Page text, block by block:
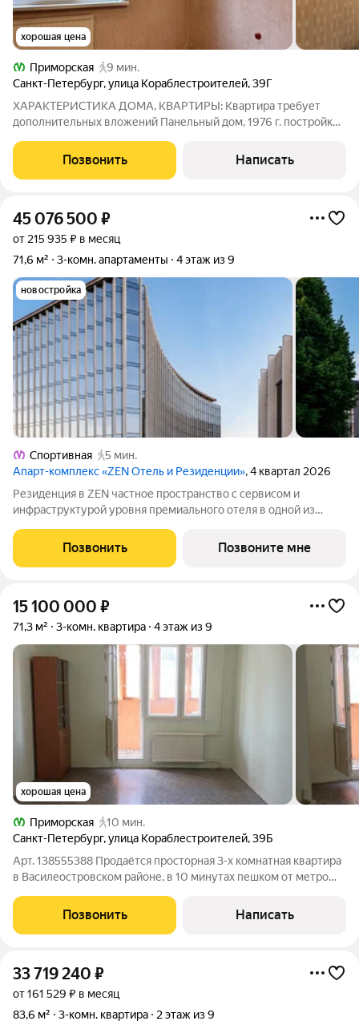
хорошая цена
Приморская
9 мин.
Санкт-Петербург,улица Кораблестроителей,39Г
ХАРАКТЕРИСТИКА ДОМА, КВАРТИРЫ: Квартира требует
дополнительных вложений Панельный дом, 1976 г. постройки
всегда есть 3 этаж Окна выходят на 2 стороны дома
Внутреннее пространство дома
Позвонить Написать
45 076 500 ₽
от 215 935 ₽ в месяц
71,6 м²
3-комн. апартаменты 4 этаж из 9
новостройка
Спортивная
5 мин.
Апарт-комплекс «ZEN Отель и Резиденции», 4 квартал 2026
Резиденция в ZEN частное пространство с сервисом и
инфраструктурой уровня премиального отеля в одной из
Планировочное решение построено по принципу open space:
минимум коридоров, максимум света,
Позвонить Позвоните мне
15 100 000 ₽
71,3 м² 3-комн. квартира 4 этаж из 9
хорошая цена
Приморская
10 мин.
Санкт-Петербург,улица Кораблестроителей,39Б
Арт. 138555388 Продаётся просторная 3-х комнатная квартира
в Василеостровском районе, в 10 минутах пешком от метро
м2, кухня 8,4 м2, изолированные комнаты 19,10+16,80+9 м2.,
просторные прихожая
Позвонить Написать
33 719 240 ₽
от 161 529 ₽ в месяц
83,6 м²
3-комн. квартира 2 этаж из 9